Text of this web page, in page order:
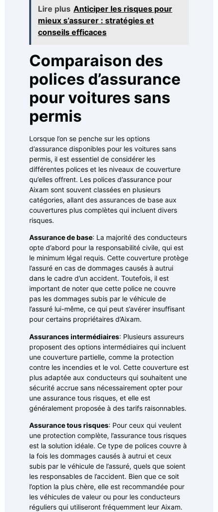
Lire plus Anticiper les risques pour
mieux s’assurer : stratégies et
conseils efficaces
Comparaison des
polices d’assurance
pour voitures sans
permis
Lorsque l’on se penche sur les options
d’assurance disponibles pour les voitures sans
permis, il est essentiel de considérer les
différentes polices et les niveaux de couverture
qu’elles offrent. Les polices d’assurance pour
Aixam sont souvent classées en plusieurs
catégories, allant des assurances de base aux
couvertures plus complètes qui incluent divers
risques.
Assurance de base: La majorité des conducteurs
opte d’abord pour la responsabilité civile, qui est
le minimum légal requis. Cette couverture protège
l’assuré en cas de dommages causés à autrui
dans le cadre d’un accident. Toutefois, il est
important de noter que cette police ne couvre
pas les dommages subis par le véhicule de
l’assuré lui-même, ce qui peut s’avérer insuffisant
pour certains propriétaires d’Aixam.
Assurances intermédiaires: Plusieurs assureurs
proposent des options intermédiaires qui incluent
une couverture partielle, comme la protection
contre les incendies et le vol. Cette couverture est
plus adaptée aux conducteurs qui souhaitent une
sécurité accrue sans nécessairement opter pour
une assurance tous risques, et elle est
généralement proposée à des tarifs raisonnables.
Assurance tous risques: Pour ceux qui veulent
une protection complète, l’assurance tous risques
est la solution idéale. Ce type de polices couvre à
la fois les dommages causés à autrui et ceux
subis par le véhicule de l’assuré, quels que soient
les responsables de l’accident. Bien que ce soit
l’option la plus chère, elle est recommandée pour
les véhicules de valeur ou pour les conducteurs
réguliers qui utiliseront fréquemment leur Aixam.